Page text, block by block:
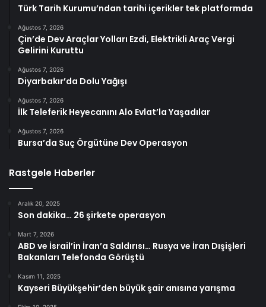
Türk Tarih Kurumu’ndan tarihi içerikler tek platformda
Ağustos 7, 2026
Çin’de Dev Araçlar Yolları Ezdi, Elektrikli Araç Vergi
Gelirini Kuruttu
Ağustos 7, 2026
Diyarbakır’da Dolu Yağışı
Ağustos 7, 2026
İlk Teleferik Heyecanını Alo Evlat’la Yaşadılar
Ağustos 7, 2026
Bursa’da Suç Örgütüne Dev Operasyon
Rastgele Haberler
Aralık 20, 2025
Son dakika… 26 şirkete operasyon
Mart 7, 2026
ABD ve İsrail’in İran’a Saldırısı… Rusya ve İran Dışişleri
Bakanları Telefonda Görüştü
Kasım 11, 2025
Kayseri Büyükşehir’den büyük şair anısına yarışma